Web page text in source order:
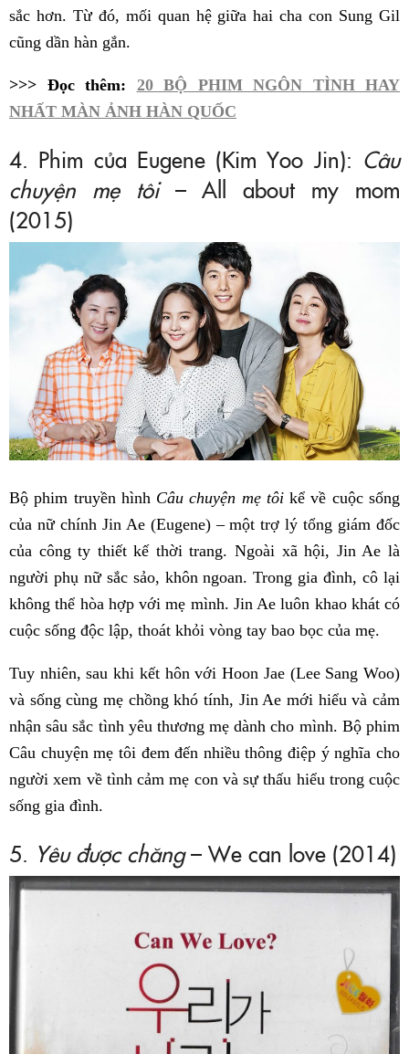
sắc hơn. Từ đó, mối quan hệ giữa hai cha con Sung Gil
cũng dần hàn gắn.
>>> Đọc thêm: 20 BỘ PHIM NGÔN TÌNH HAY
NHẤT MÀN ẢNH HÀN QUỐC
4. Phim của Eugene (Kim Yoo Jin): Câu
chuyện mẹ tôi– All about my mom
(2015)
Bộ phim truyền hìnhCâu chuyện mẹ tôikể về cuộc sống
của nữ chính Jin Ae (Eugene) – một trợ lý tổng giám đốc
của công ty thiết kế thời trang. Ngoài xã hội, Jin Ae là
người phụ nữ sắc sảo, khôn ngoan. Trong gia đình, cô lại
không thể hòa hợp với mẹ mình. Jin Ae luôn khao khát có
cuộc sống độc lập, thoát khỏi vòng tay bao bọc của mẹ.
Tuy nhiên, sau khi kết hôn với Hoon Jae (Lee Sang Woo)
và sống cùng mẹ chồng khó tính, Jin Ae mới hiểu và cảm
nhận sâu sắc tình yêu thương mẹ dành cho mình. Bộ phim
Câu chuyện mẹ tôi đem đến nhiều thông điệp ý nghĩa cho
người xem về tình cảm mẹ con và sự thấu hiểu trong cuộc
sống gia đình.
5. Yêu được chăng– We can love (2014)